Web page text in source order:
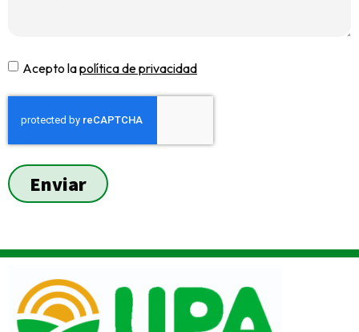
Acepto lapolítica de privacidad
Enviar